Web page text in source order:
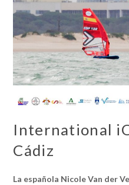
International
Cádiz
La española Nicole Van der